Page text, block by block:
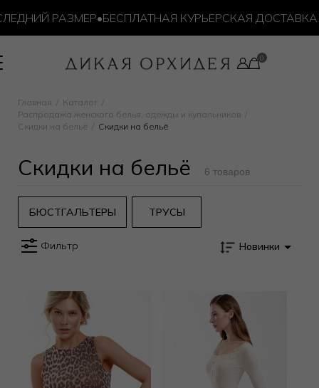
РАЗМЕР•БЕСПЛАТНАЯ КУРЬЕРСКАЯ ДОСТАВКА
Главная
Каталог
Распродажа женского белья, одежды и купальников
Скидки на бельё
Скидки на бельё
Скидки на бельё 6 товаров
БЮСТГАЛЬТЕРЫ ТРУСЫ
Фильтр Новинки